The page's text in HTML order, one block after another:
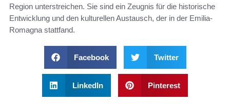
Region unterstreichen. Sie sind ein Zeugnis für die historische
Entwicklung und den kulturellen Austausch, der in der Emilia-
Romagna stattfand.
Facebook Twitter
LinkedIn Pinterest